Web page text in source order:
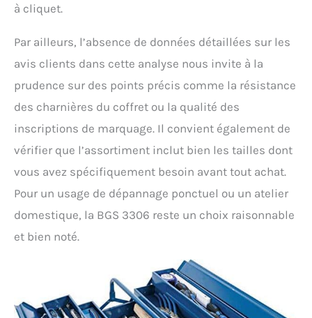
à cliquet.
Par ailleurs, l’absence de données détaillées sur les
avis clients dans cette analyse nous invite à la
prudence sur des points précis comme la résistance
des charnières du coffret ou la qualité des
inscriptions de marquage. Il convient également de
vérifier que l’assortiment inclut bien les tailles dont
vous avez spécifiquement besoin avant tout achat.
Pour un usage de dépannage ponctuel ou un atelier
domestique, la BGS 3306 reste un choix raisonnable
et bien noté.